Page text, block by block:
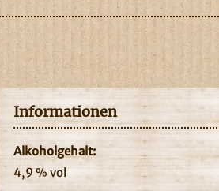
Informationen
Alkoholgehalt:
4,9 % vol